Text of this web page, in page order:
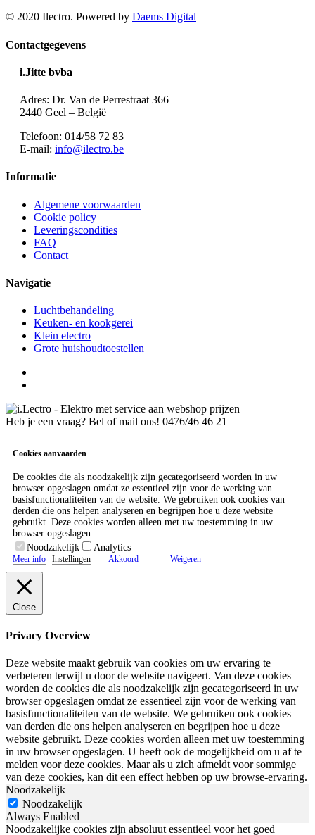
© 2020 Ilectro. Powered by Daems Digital
Contactgegevens
i.Jitte bvba
Adres: Dr. Van de Perrestraat 366
2440 Geel – België
Telefoon: 014/58 72 83
E-mail: info@ilectro.be
Informatie
Algemene voorwaarden
Cookie policy
Leveringscondities
FAQ
Contact
Navigatie
Luchtbehandeling
Keuken- en kookgerei
Klein electro
Grote huishoudtoestellen
Heb je een vraag? Bel of mail ons! 0476/46 46 21
Cookies aanvaarden
De cookies die als noodzakelijk zijn gecategoriseerd worden in uw
browser opgeslagen omdat ze essentieel zijn voor de werking van
basisfunctionaliteiten van de website. We gebruiken ook cookies van
derden die ons helpen analyseren en begrijpen hoe u deze website
gebruikt. Deze cookies worden alleen met uw toestemming in uw
browser opgeslagen.
Noodzakelijk
Analytics
Meer info Instellingen Akkoord Weigeren
Close
Privacy Overview
Deze website maakt gebruik van cookies om uw ervaring te
verbeteren terwijl u door de website navigeert. Van deze cookies
worden de cookies die als noodzakelijk zijn gecategoriseerd in uw
browser opgeslagen omdat ze essentieel zijn voor de werking van
basisfunctionaliteiten van de website. We gebruiken ook cookies
van derden die ons helpen analyseren en begrijpen hoe u deze
website gebruikt. Deze cookies worden alleen met uw toestemming
in uw browser opgeslagen. U heeft ook de mogelijkheid om u af te
melden voor deze cookies. Maar als u zich afmeldt voor sommige
van deze cookies, kan dit een effect hebben op uw browse-ervaring.
Noodzakelijk
Noodzakelijk
Always Enabled
Noodzakelijke cookies zijn absoluut essentieel voor het goed